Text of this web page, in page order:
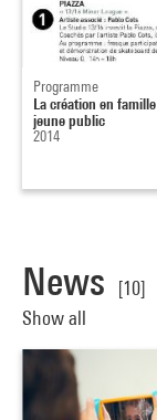
Programme
La création en
jeune public
2014
News
[10]
Show all